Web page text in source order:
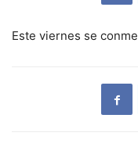
Este viernes se